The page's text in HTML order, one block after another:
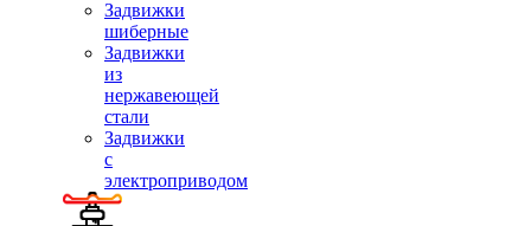
Задвижки
шиберные
Задвижки
из
нержавеющей
стали
Задвижки
с
электроприводом